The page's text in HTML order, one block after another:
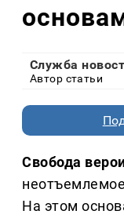
Служба
Автор статьи
Свобода
На этом